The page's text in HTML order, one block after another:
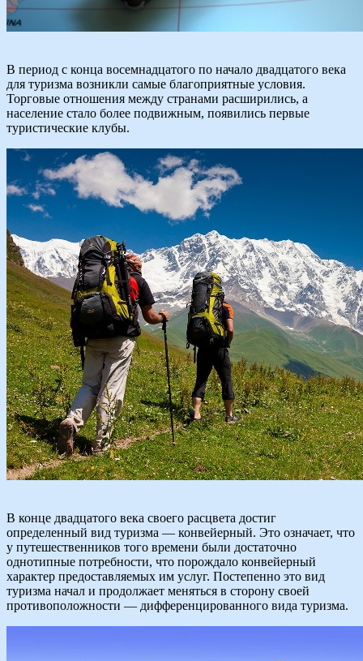
В период с конца восемнадцатого по начало двадцатого века
для туризма возникли самые благоприятные условия.
Торговые отношения между странами расширились, а
население стало более подвижным, появились первые
туристические клубы.
В конце двадцатого века своего расцвета достиг
определенный вид туризма — конвейерный. Это означает, что
у путешественников того времени были достаточно
однотипные потребности, что порождало конвейерный
характер предоставляемых им услуг. Постепенно это вид
туризма начал и продолжает меняться в сторону своей
противоположности — дифференцированного вида туризма.